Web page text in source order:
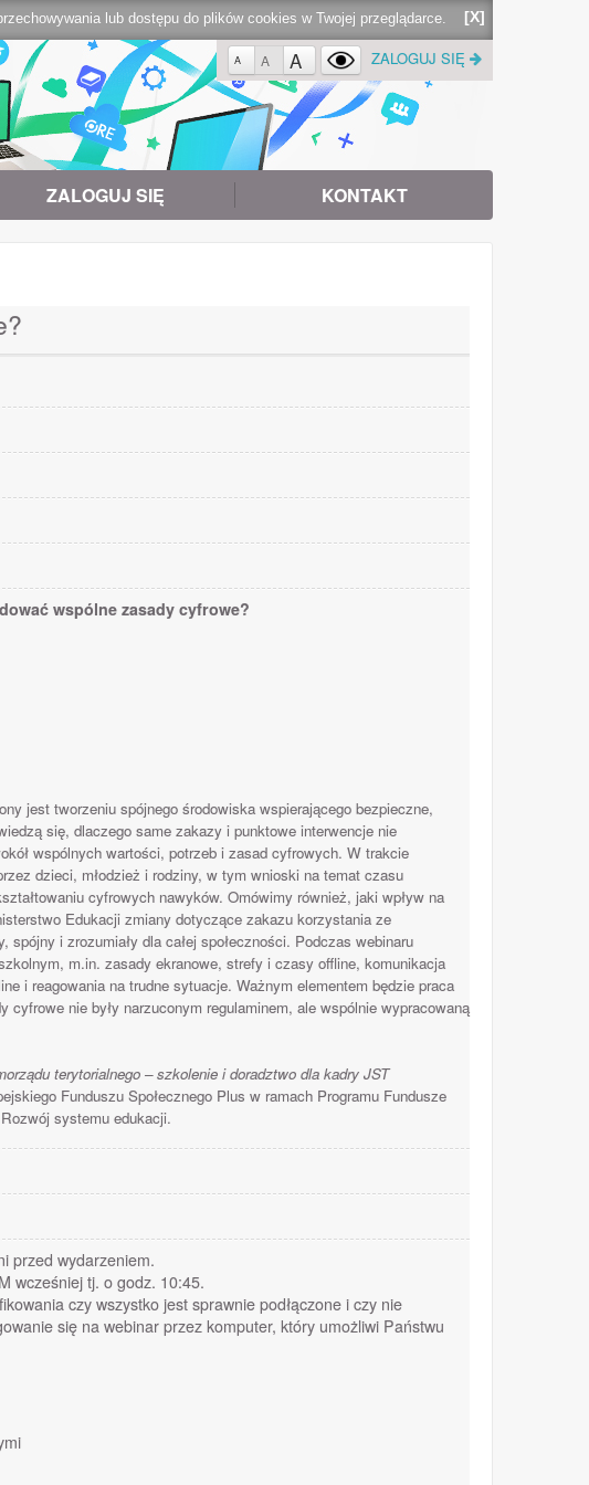
lub dostępu do plików cookies w Twojej przeglądarce. [X]
ZALOGUJ SIĘ KONTAKT
A A A ZALOGUJ SIĘ
wspólne zasady cyfrowe?
jest tworzeniu spójnego środowiska wspierającego bezpieczne,
się, dlaczego same zakazy i punktowe interwencje nie
wspólnych wartości, potrzeb i zasad cyfrowych. W trakcie
dzieci, młodzież i rodziny, w tym wnioski na temat czasu
cyfrowych nawyków. Omówimy również, jaki wpływ na
Edukacji zmiany dotyczące zakazu korzystania ze
i zrozumiały dla całej społeczności. Podczas webinaru
m.in. zasady ekranowe, strefy i czasy offline, komunikacja
i reagowania na trudne sytuacje. Ważnym elementem będzie praca
nie były narzuconym regulaminem, ale wspólnie wypracowaną
terytorialnego – szkolenie i doradztwo dla kadry JST
Funduszu Społecznego Plus w ramach Programu Fundusze
systemu edukacji.
przed wydarzeniem.
wcześniej tj. o godz. 10:45.
czy wszystko jest sprawnie podłączone i czy nie
się na webinar przez komputer, który umożliwi Państwu